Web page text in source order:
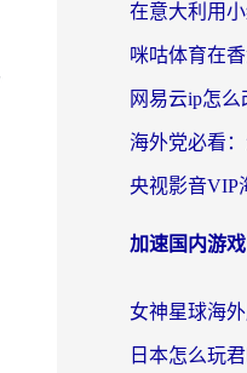
加速国内游戏